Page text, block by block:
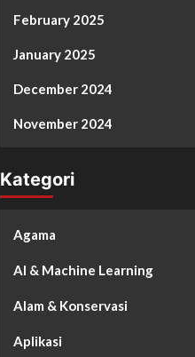
February 2025
January 2025
December 2024
November 2024
Kategori
Agama
AI & Machine Learning
Alam & Konservasi
Aplikasi